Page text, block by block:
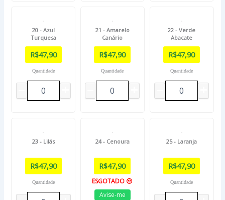
20 - Azul
Turquesa
R$47,90
Quantidade
21 - Amarelo
Canário
R$47,90
Quantidade
22 - Verde
Abacate
R$47,90
Quantidade
23 - Lilás
R$47,90
Quantidade
24 - Cenoura
R$47,90
ESGOTADO 😔
Avise-me
25 - Laranja
R$47,90
Quantidade